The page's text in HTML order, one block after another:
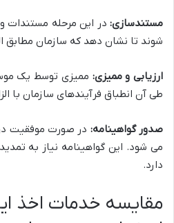
مستندسازی: در این مرحله مستندات
شوند تا نشان دهد که سازمان مطابق
ارزیابی و ممیزی: ممیزی توسط یک
طی آن انطباق فرآیندهای سازمان با
صدور گواهینامه: در صورت موفقیت در
می شود. این گواهینامه نیاز به
دارد.
مقایسه خدمات اخذ